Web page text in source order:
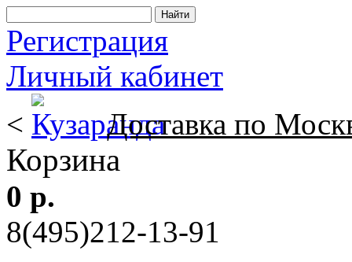
Регистрация
Личный кабинет
<
Доставка по
Корзина
0 р.
8(495)212-13-91